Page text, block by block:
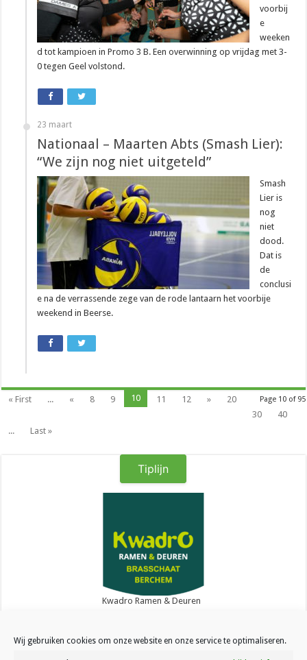
Wij gebruiken cookies om onze website en onze service te optimaliseren.
voorbij
e
weeken
d tot kampioen in Promo 3 B. Een overwinning op vrijdag met 3-
0 tegen Geel volstond.
23 maart
Nationaal – Maarten Abts (Smash Lier):
“We zijn nog niet uitgeteld”
Smash
Lier is
nog
niet
dood.
Dat is
de
conclusi
e na de verrassende zege van de rode lantaarn het voorbije
weekend in Beerse.
Page 10 of 95
« First ... « 8 9 10 11 12 »
20
30
40
...
Last »
Tiplijn
Kwadro Ramen & Deuren